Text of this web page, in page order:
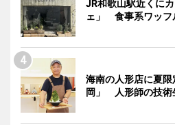
JR和歌山駅近くに
ェ」 食事系ワッフ
海南の人形店に夏
岡」 人形師の技術